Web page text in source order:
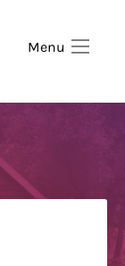
Menu